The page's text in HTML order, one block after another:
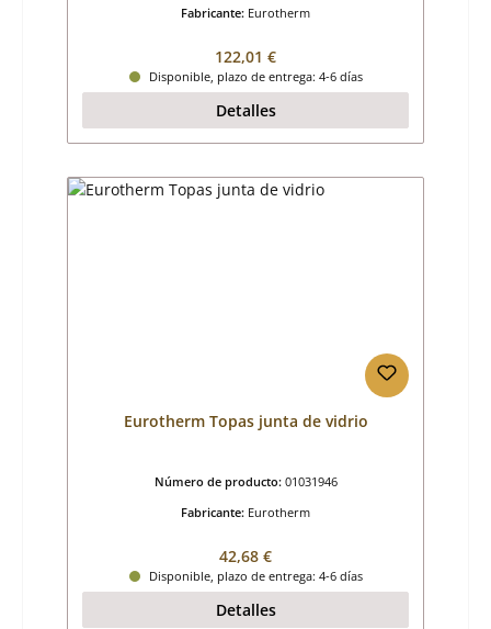
Fabricante: Eurotherm
Precio normal:
122,01 €
Disponible, plazo de entrega: 4-6 días
Detalles
Eurotherm Topas junta de vidrio
Número de producto: 01031946
Fabricante: Eurotherm
Precio normal:
42,68 €
Disponible, plazo de entrega: 4-6 días
Detalles